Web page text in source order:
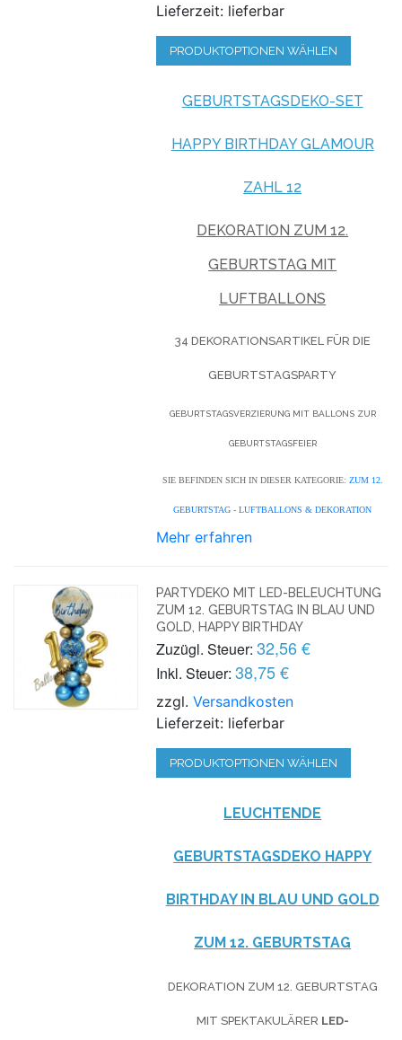
Lieferzeit: lieferbar
PRODUKTOPTIONEN WÄHLEN
GEBURTSTAGSDEKO-SET
HAPPY BIRTHDAY GLAMOUR
ZAHL 12
DEKORATION ZUM 12.
GEBURTSTAG MIT
LUFTBALLONS
34 DEKORATIONSARTIKEL FÜR DIE
GEBURTSTAGSPARTY
GEBURTSTAGSVERZIERUNG MIT BALLONS ZUR
GEBURTSTAGSFEIER
SIE BEFINDEN SICH IN DIESER KATEGORIE: ZUM 12.
GEBURTSTAG - LUFTBALLONS & DEKORATION
Mehr erfahren
PARTYDEKO MIT LED-BELEUCHTUNG
ZUM 12. GEBURTSTAG IN BLAU UND
GOLD, HAPPY BIRTHDAY
Zuzügl. Steuer: 32,56 €
Inkl. Steuer: 38,75 €
zzgl.Versandkosten
Lieferzeit: lieferbar
PRODUKTOPTIONEN WÄHLEN
LEUCHTENDE
GEBURTSTAGSDEKO HAPPY
BIRTHDAY IN BLAU UND GOLD
ZUM 12. GEBURTSTAG
DEKORATION ZUM 12. GEBURTSTAG
MIT SPEKTAKULÄRER LED-